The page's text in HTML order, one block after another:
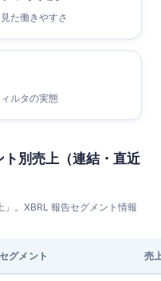
た働きやすさ
ルタの実態
別売上（連結・直近
。XBRL 報告セグメント情報
セグメント 売